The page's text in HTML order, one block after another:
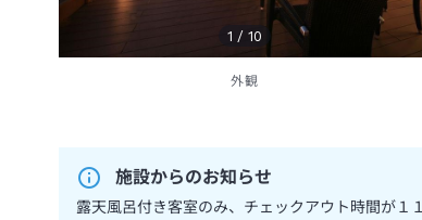
1 / 10
外観
施設からのお知らせ
露天風呂付き客室のみ、チェックアウト時間が１